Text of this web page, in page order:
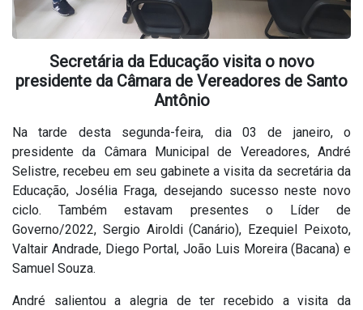
Secretária da Educação visita o novo
presidente da Câmara de Vereadores de Santo
Antônio
Na tarde desta segunda-feira, dia 03 de janeiro, o
presidente da Câmara Municipal de Vereadores, André
Selistre, recebeu em seu gabinete a visita da secretária da
Educação, Josélia Fraga, desejando sucesso neste novo
ciclo. Também estavam presentes o Líder de
Governo/2022, Sergio Airoldi (Canário), Ezequiel Peixoto,
Valtair Andrade, Diego Portal, João Luis Moreira (Bacana) e
Samuel Souza.
André salientou a alegria de ter recebido a visita da